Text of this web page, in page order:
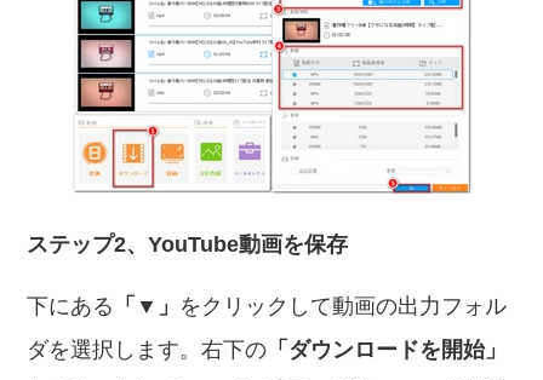
ステップ2、YouTube動画を保存
下にある 「▼」 をクリックして動画の出力フォル
ダを選択します。右下の 「ダウンロードを開始」